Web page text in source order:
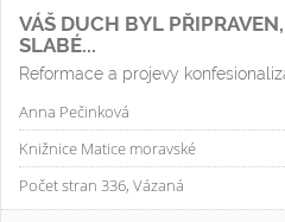
VÁŠ DUCH BYL
SLABÉ...
Reformace a projevy
Anna Pečinková
Knižnice Matice moravské
Počet stran 336, Vázaná